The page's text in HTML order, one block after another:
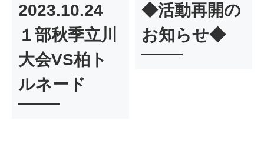
2023.10.24
１部秋季立川
大会VS柏ト
ルネード
◆活動再開の
お知らせ◆